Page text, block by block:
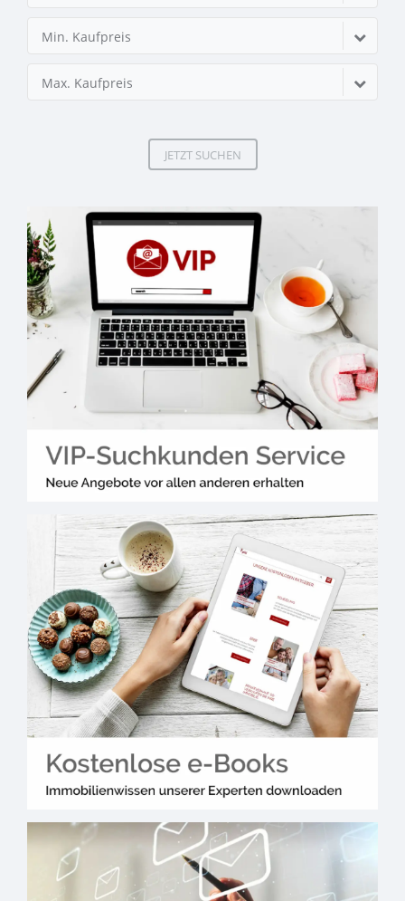
Min. Kaufpreis
Max. Kaufpreis
JETZT SUCHEN